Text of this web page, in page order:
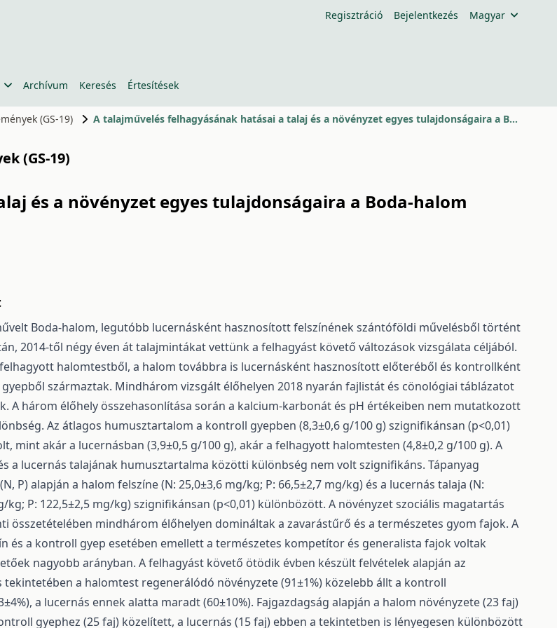
Regisztráció Bejelentkezés Magyar
Archívum Keresés Értesítések
(GS-19) A talajművelés felhagyásának hatásai a talaj és a növényzet egyes tulajdonságaira a Boda-halom példáján
(GS-19)
és a növényzet egyes tulajdonságaira a Boda-halom
Boda-halom, legutóbb lucernásként hasznosított felszínének szántóföldi művelésből történt
2014-től négy éven át talajmintákat vettünk a felhagyást követő változások vizsgálata céljából.
halomtestből, a halom továbbra is lucernásként hasznosított előteréből és kontrollként
származtak. Mindhárom vizsgált élőhelyen 2018 nyarán fajlistát és cönológiai táblázatot
A három élőhely összehasonlítása során a kalcium-karbonát és pH értékeiben nem mutatkozott
Az átlagos humusztartalom a kontroll gyepben (8,3±0,6 g/100 g) szignifikánsan (p<0,01)
mint akár a lucernásban (3,9±0,5 g/100 g), akár a felhagyott halomtesten (4,8±0,2 g/100 g). A
a lucernás talajának humusztartalma közötti különbség nem volt szignifikáns. Tápanyag
P) alapján a halom felszíne (N: 25,0±3,6 mg/kg; P: 66,5±2,7 mg/kg) és a lucernás talaja (N:
kg; P: 122,5±2,5 mg/kg) szignifikánsan (p<0,01) különbözött. A növényzet szociális magatartás
összetételében mindhárom élőhelyen domináltak a zavarástűrő és a természetes gyom fajok. A
és a kontroll gyep esetében emellett a természetes kompetítor és generalista fajok voltak
nagyobb arányban. A felhagyást követő ötödik évben készült felvételek alapján az
tekintetében a halomtest regenerálódó növényzete (91±1%) közelebb állt a kontroll
a lucernás ennek alatta maradt (60±10%). Fajgazdagság alapján a halom növényzete (23 faj)
gyephez (25 faj) közelített, a lucernás (15 faj) ebben a tekintetben is lényegesen különbözött